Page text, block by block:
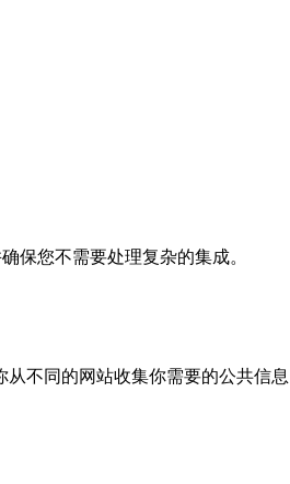
保您不需要处理复杂的集成。
不同的网站收集你需要的公共信息